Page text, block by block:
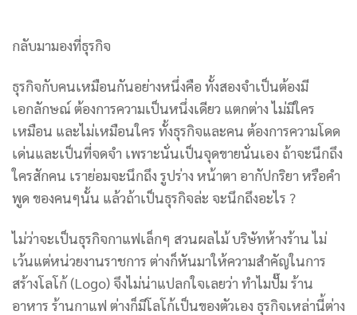
กลับมามองที่ธุรกิจ
ธุรกิจกับคนเหมือนกันอย่างหนึ่งคือ ทั้งสองจำเป็นต้องมี
เอกลักษณ์ ต้องการความเป็นหนึ่งเดียว แตกต่าง ไม่มีใคร
เหมือน และไม่เหมือนใคร ทั้งธุรกิจและคน ต้องการความโดด
เด่นและเป็นที่จดจำ เพราะนั่นเป็นจุดขายนั่นเอง ถ้าจะนึกถึง
ใครสักคน เราย่อมจะนึกถึง รูปร่าง หน้าตา อากัปกริยา หรือคำ
พูด ของคนๆนั้น แล้วถ้าเป็นธุรกิจล่ะ จะนึกถึงอะไร ?
ไม่ว่าจะเป็นธุรกิจกาแฟเล็กๆ สวนผลไม้ บริษัทห้างร้าน ไม่
เว้นแต่หน่วยงานราชการ ต่างก็หันมาให้ความสำคัญในการ
สร้างโลโก้ (Logo) จึงไม่น่าแปลกใจเลยว่า ทำไมปั๊ม ร้าน
อาหาร ร้านกาแฟ ต่างก็มีโลโก้เป็นของตัวเอง ธุรกิจเหล่านี้ต่าง